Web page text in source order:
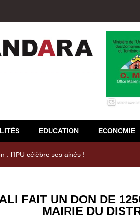
EDUCATION ECONOMIE
Générale Ordinaire de l’Union
FAIT UN DON DE
MAIRIE DU